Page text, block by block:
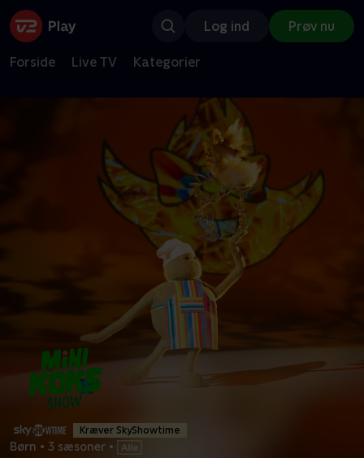
Log ind Prøv nu
Forside Live TV Kategorier
Kræver SkyShowtime
Børn • 3 sæsoner •